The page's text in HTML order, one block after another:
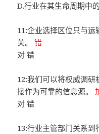
D.行业在其生命周期中
11:企业选择区位只与
关。错
对 错
12:我们可以将权威调
接作为可靠的信息源。
对 错
13:行业主管部门关系